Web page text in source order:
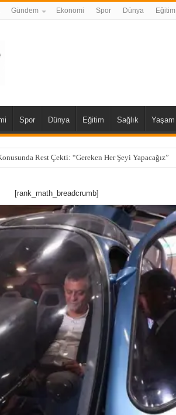
Gündem Ekonomi Spor Dünya Eğitim
Spor Dünya Eğitim Sağlık Yaşam
Rest Çekti: “Gereken Her Şeyi Yapacağız”
[rank_math_breadcrumb]